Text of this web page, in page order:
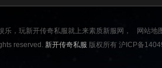
，玩新开传奇私服就上来素质新服网，
网站地
reserved. 新开传奇私服 版权所有 沪ICP备